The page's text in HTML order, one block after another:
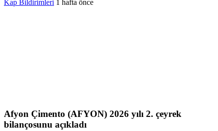
Kap Bildirimleri 1 hafta önce
Afyon Çimento (AFYON) 2026 yılı 2. çeyrek
bilançosunu açıkladı